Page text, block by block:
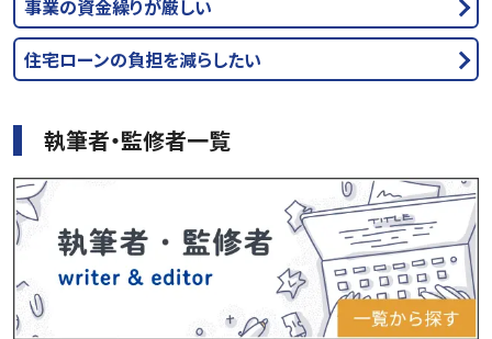
事業の資金繰りが厳しい
住宅ローンの負担を減らしたい
執筆者・監修者一覧